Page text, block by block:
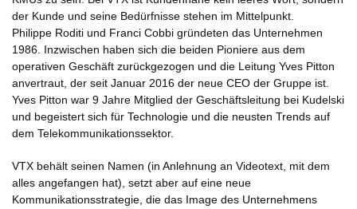
der Kunde und seine Bedürfnisse stehen im Mittelpunkt.
Philippe Roditi und Franci Cobbi gründeten das Unternehmen
1986. Inzwischen haben sich die beiden Pioniere aus dem
operativen Geschäft zurückgezogen und die Leitung Yves Pitton
anvertraut, der seit Januar 2016 der neue CEO der Gruppe ist.
Yves Pitton war 9 Jahre Mitglied der Geschäftsleitung bei Kudelski
und begeistert sich für Technologie und die neusten Trends auf
dem Telekommunikationssektor.
VTX behält seinen Namen (in Anlehnung an Videotext, mit dem
alles angefangen hat), setzt aber auf eine neue
Kommunikationsstrategie, die das Image des Unternehmens